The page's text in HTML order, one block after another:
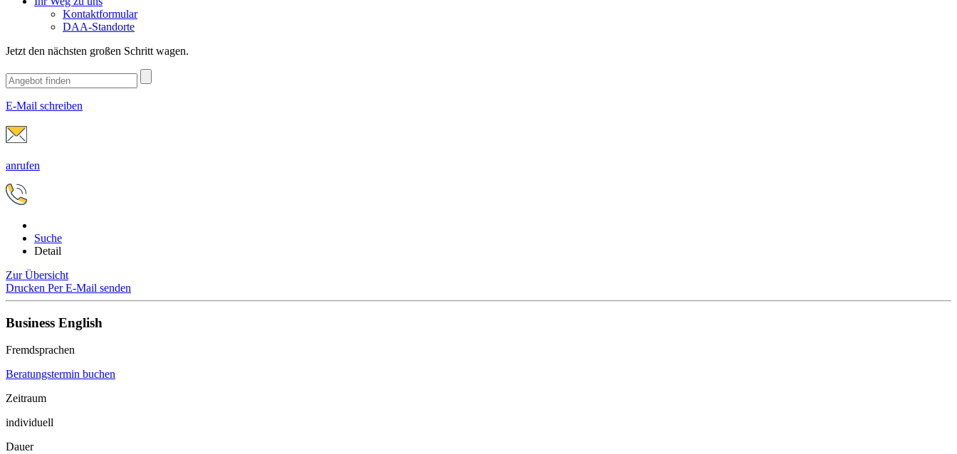
Kontaktformular
DAA-Standorte
Jetzt den nächsten großen Schritt wagen.
E-Mail schreiben
anrufen
Suche
Detail
Zur Übersicht
Drucken Per E-Mail senden
Business English
Fremdsprachen
Beratungstermin buchen
Zeitraum
individuell
Dauer